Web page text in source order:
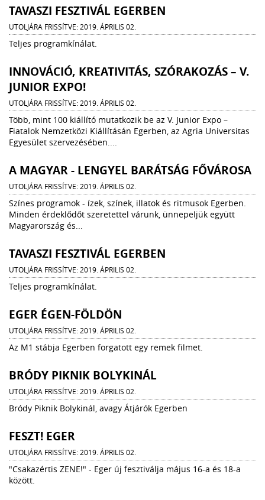
TAVASZI FESZTIVÁL EGERBEN
UTOLJÁRA FRISSÍTVE: 2019. ÁPRILIS 02.
Teljes programkínálat.
INNOVÁCIÓ, KREATIVITÁS, SZÓRAKOZÁS – V.
JUNIOR EXPO!
UTOLJÁRA FRISSÍTVE: 2019. ÁPRILIS 02.
Több, mint 100 kiállító mutatkozik be az V. Junior Expo –
Fiatalok Nemzetközi Kiállításán Egerben, az Agria Universitas
Egyesület szervezésében....
A MAGYAR - LENGYEL BARÁTSÁG FŐVÁROSA
UTOLJÁRA FRISSÍTVE: 2019. ÁPRILIS 02.
Színes programok - ízek, színek, illatok és ritmusok Egerben.
Minden érdeklődőt szeretettel várunk, ünnepeljük együtt
Magyarország és...
TAVASZI FESZTIVÁL EGERBEN
UTOLJÁRA FRISSÍTVE: 2019. ÁPRILIS 02.
Teljes programkínálat.
EGER ÉGEN-FÖLDÖN
UTOLJÁRA FRISSÍTVE: 2019. ÁPRILIS 02.
Az M1 stábja Egerben forgatott egy remek filmet.
BRÓDY PIKNIK BOLYKINÁL
UTOLJÁRA FRISSÍTVE: 2019. ÁPRILIS 02.
Bródy Piknik Bolykinál, avagy Átjárók Egerben
FESZT! EGER
UTOLJÁRA FRISSÍTVE: 2019. ÁPRILIS 02.
"Csakazértis ZENE!" - Eger új fesztiválja május 16-a és 18-a
között.